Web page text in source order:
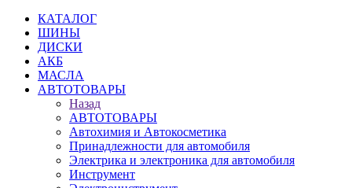
КАТАЛОГ
ШИНЫ
ДИСКИ
АКБ
МАСЛА
АВТОТОВАРЫ
Назад
АВТОТОВАРЫ
Автохимия и Автокосметика
Принадлежности для автомобиля
Электрика и электроника для автомобиля
Инструмент